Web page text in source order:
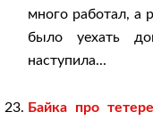
много работал, а
было уехать
наступила...
Байка про